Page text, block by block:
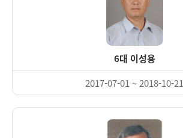
6대 이성용
2017-07-01 ~ 2018-10-21